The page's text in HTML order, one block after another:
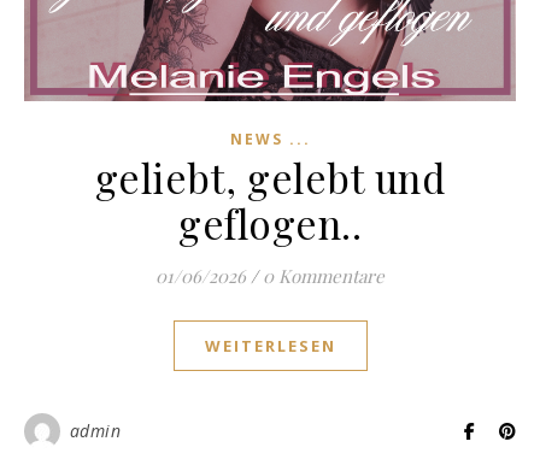
NEWS ...
geliebt, gelebt und
geflogen..
01/06/2026 / 0 Kommentare
WEITERLESEN
admin